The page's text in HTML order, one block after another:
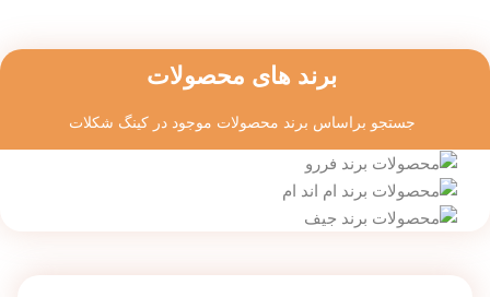
برند های محصولات
جستجو براساس برند محصولات موجود در کینگ شکلات